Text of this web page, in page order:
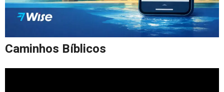
Caminhos Bíblicos